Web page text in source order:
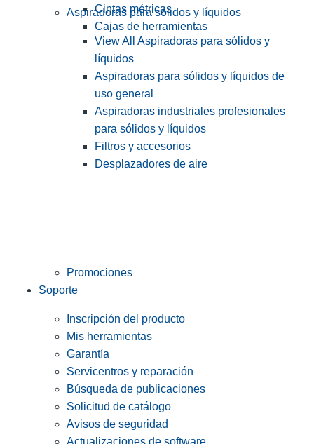
Cintas métricas
Cajas de herramientas
Aspiradoras para sólidos y líquidos
View All Aspiradoras para sólidos y
líquidos
Aspiradoras para sólidos y líquidos de
uso general
Aspiradoras industriales profesionales
para sólidos y líquidos
Filtros y accesorios
Desplazadores de aire
Promociones
Soporte
Inscripción del producto
Mis herramientas
Garantía
Servicentros y reparación
Búsqueda de publicaciones
Solicitud de catálogo
Avisos de seguridad